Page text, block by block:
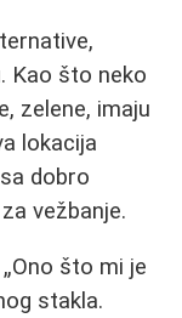
Kao što neko
zelene, imaju
lokacija
dobro
vežbanje.
Ono što mi je
stakla.